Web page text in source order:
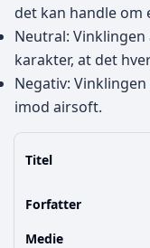
det kan handle om
Neutral:
karakter, at det
Negativ:
imod airsoft.
Titel
Forfatter
Medie